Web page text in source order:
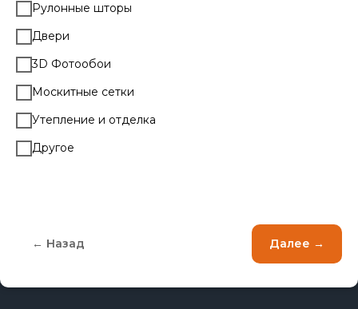
Рулонные шторы
Двери
3D Фотообои
Москитные сетки
Утепление и отделка
Другое
← Назад Далее →